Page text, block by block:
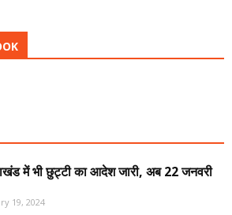
में भी छुट्टी का आदेश जारी, अब 22 जनवरी
19, 2024